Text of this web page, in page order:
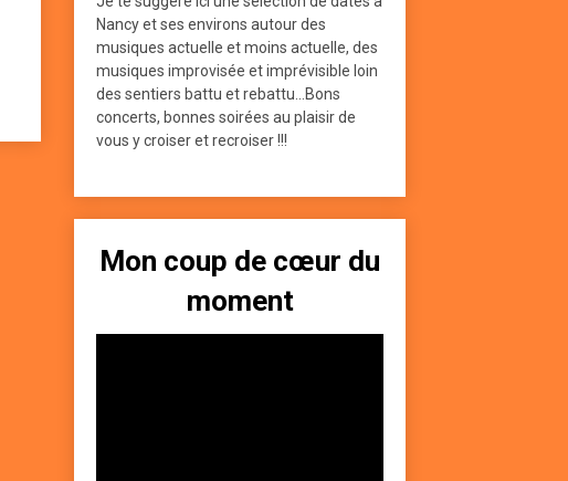
Nancy et ses environs autour des
musiques actuelle et moins actuelle, des
musiques improvisée et imprévisible loin
des sentiers battu et rebattu...Bons
concerts, bonnes soirées au plaisir de
vous y croiser et recroiser !!!
Mon coup de cœur du
moment